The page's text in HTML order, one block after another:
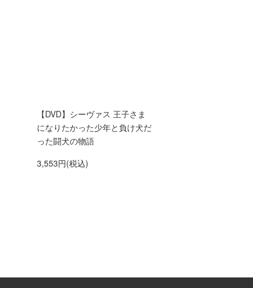
【DVD】シーヴァス 王子さま
になりたかった少年と負け犬だ
った闘犬の物語
3,553円(税込)